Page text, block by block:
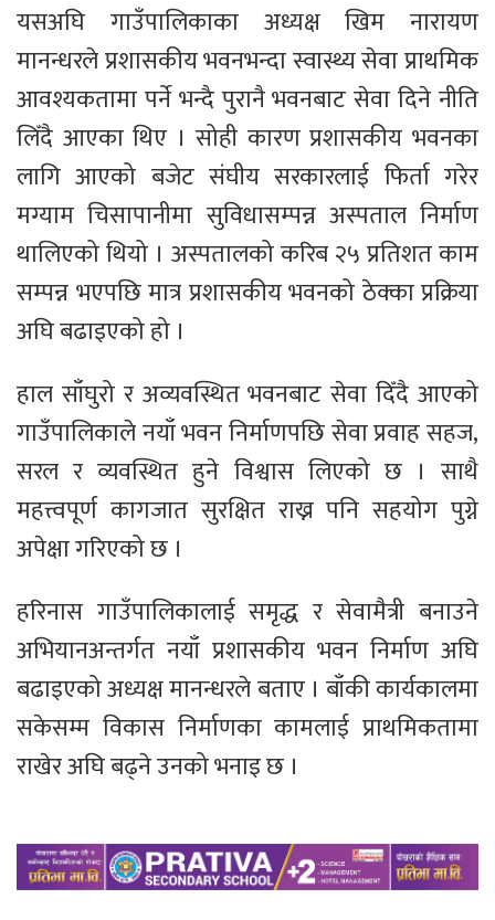
यसअघि गाउँपालिकाका अध्यक्ष खिम नारायण
मानन्धरले प्रशासकीय भवनभन्दा स्वास्थ्य सेवा प्राथमिक
आवश्यकतामा पर्ने भन्दै पुरानै भवनबाट सेवा दिने नीति
लिँदै आएका थिए । सोही कारण प्रशासकीय भवनका
लागि आएको बजेट संघीय सरकारलाई फिर्ता गरेर
मग्याम चिसापानीमा सुविधासम्पन्न अस्पताल निर्माण
थालिएको थियो । अस्पतालको करिब २५ प्रतिशत काम
सम्पन्न भएपछि मात्र प्रशासकीय भवनको ठेक्का प्रक्रिया
अघि बढाइएको हो ।
हाल साँघुरो र अव्यवस्थित भवनबाट सेवा दिँदै आएको
गाउँपालिकाले नयाँ भवन निर्माणपछि सेवा प्रवाह सहज,
सरल र व्यवस्थित हुने विश्वास लिएको छ । साथै
महत्त्वपूर्ण कागजात सुरक्षित राख्न पनि सहयोग पुग्ने
अपेक्षा गरिएको छ ।
हरिनास गाउँपालिकालाई समृद्ध र सेवामैत्री बनाउने
अभियानअन्तर्गत नयाँ प्रशासकीय भवन निर्माण अघि
बढाइएको अध्यक्ष मानन्धरले बताए । बाँकी कार्यकालमा
सकेसम्म विकास निर्माणका कामलाई प्राथमिकतामा
राखेर अघि बढ्ने उनको भनाइ छ ।